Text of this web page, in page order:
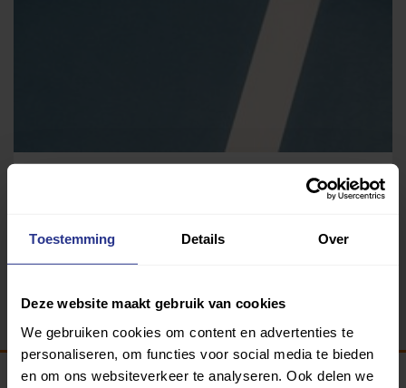
Toestemming Details Over
Deze website maakt gebruik van cookies
We gebruiken cookies om content en advertenties te
personaliseren, om functies voor social media te bieden
en om ons websiteverkeer te analyseren. Ook delen we